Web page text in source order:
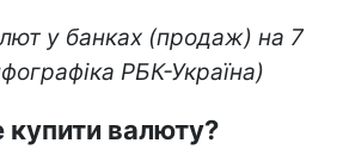
у банках (продаж) на 7
РБК-Україна)
валюту?